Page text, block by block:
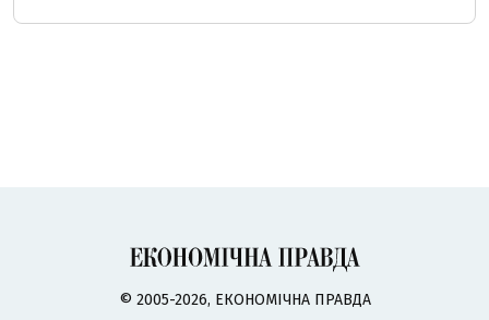
© 2005-2026, ЕКОНОМІЧНА ПРАВДА